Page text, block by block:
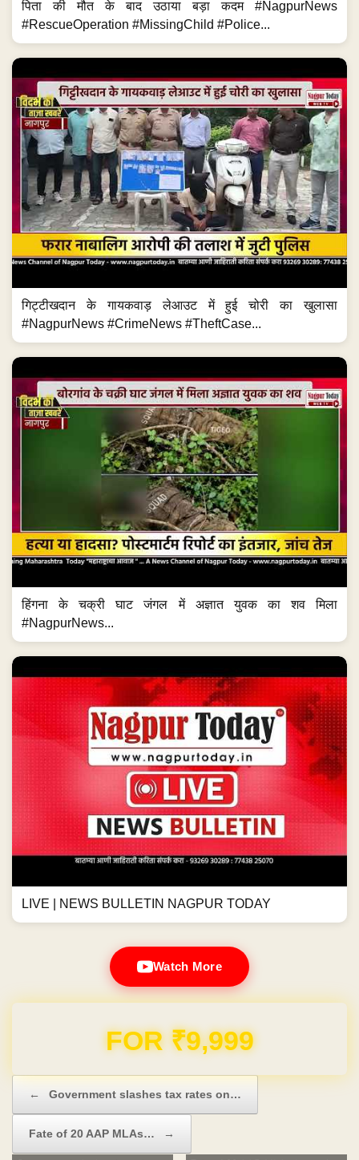
पिता की मौत के बाद उठाया बड़ा कदम #NagpurNews
#RescueOperation #MissingChild #Police...
गिट्टीखदान के गायकवाड़ लेआउट में हुई चोरी का खुलासा
#NagpurNews #CrimeNews #TheftCase...
हिंगना के चक्री घाट जंगल में अज्ञात युवक का शव मिला
#NagpurNews...
LIVE | NEWS BULLETIN NAGPUR TODAY
Watch More
FOR ₹9,999
← Government slashes tax rates on…
Fate of 20 AAP MLAs… →